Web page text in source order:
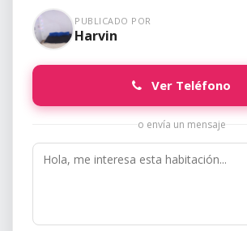
PUBLICADO POR
Harvin
Ver Teléfono
o envía un mensaje